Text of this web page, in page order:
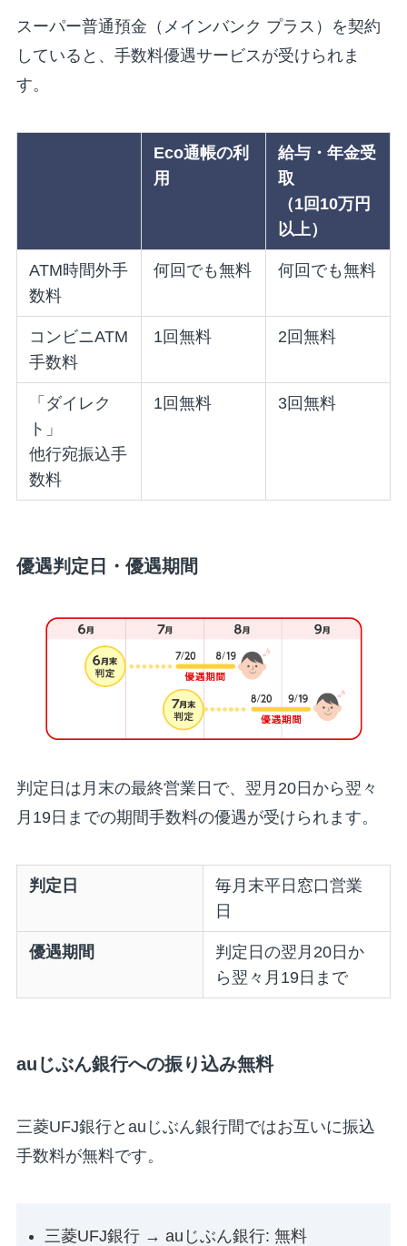
スーパー普通預金（メインバンク プラス）を契約
していると、手数料優遇サービスが受けられま
す。
Eco通帳の利
用
給与・年金受
取
（1回10万円
以上）
ATM時間外手
数料
何回でも無料 何回でも無料
コンビニATM
手数料
1回無料 2回無料
「ダイレク
ト」
他行宛振込手
数料
1回無料 3回無料
優遇判定日・優遇期間
判定日は月末の最終営業日で、翌月20日から翌々
月19日までの期間手数料の優遇が受けられます。
判定日
毎月末平日窓口営業
日
優遇期間
判定日の翌月20日か
ら翌々月19日まで
auじぶん銀行への振り込み無料
三菱UFJ銀行とauじぶん銀行間ではお互いに振込
手数料が無料です。
三菱UFJ銀行 → auじぶん銀行: 無料